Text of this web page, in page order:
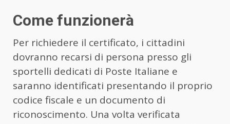
Come funzionerà
Per richiedere il certificato, i cittadini
dovranno recarsi di persona presso gli
sportelli dedicati di Poste Italiane e
saranno identificati presentando il proprio
codice fiscale e un documento di
riconoscimento. Una volta verificata